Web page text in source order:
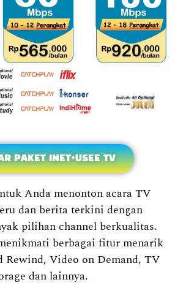
PAKET INET+USEE TV
Anda menonton acara TV
dan berita terkini dengan
pilihan channel berkualitas.
berbagai fitur menarik
Rewind, Video on Demand, TV
dan lainnya.